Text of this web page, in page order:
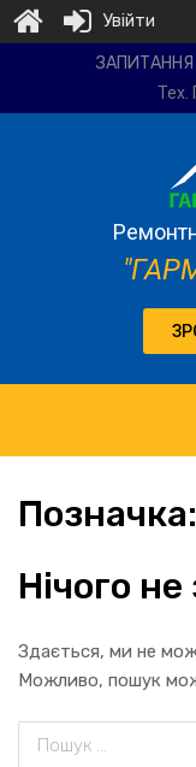
компанія
ЗАПИТАННЯ
Тех.
Позначка:
Нічого
Здається, ми не
Можливо, пошук
Увійти